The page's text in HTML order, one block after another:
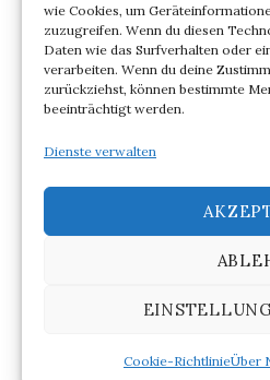
wie Cookies, um
zuzugreifen. Wenn du diesen
Daten wie das Surfverhalten oder
verarbeiten. Wenn du deine
zurückziehst, können bestimmte
beeinträchtigt werden.
Dienste verwalten
Cookie-RichtlinieÜber
ARCHIV
Archiv
© 2026NIGHT